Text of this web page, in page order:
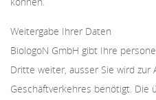
Weitergabe Ihrer Daten
BiologoN GmbH gibt Ihre
Dritte weiter, ausser Sie wird zur
Geschäftverkehres benötigt. Die